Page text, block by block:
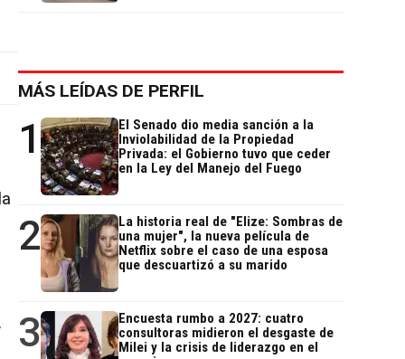
MÁS LEÍDAS DE PERFIL
1
El Senado dio media sanción a la
Inviolabilidad de la Propiedad
Privada: el Gobierno tuvo que ceder
en la Ley del Manejo del Fuego
2
La historia real de "Elize: Sombras de
una mujer", la nueva película de
Netflix sobre el caso de una esposa
que descuartizó a su marido
3
Encuesta rumbo a 2027: cuatro
consultoras midieron el desgaste de
Milei y la crisis de liderazgo en el